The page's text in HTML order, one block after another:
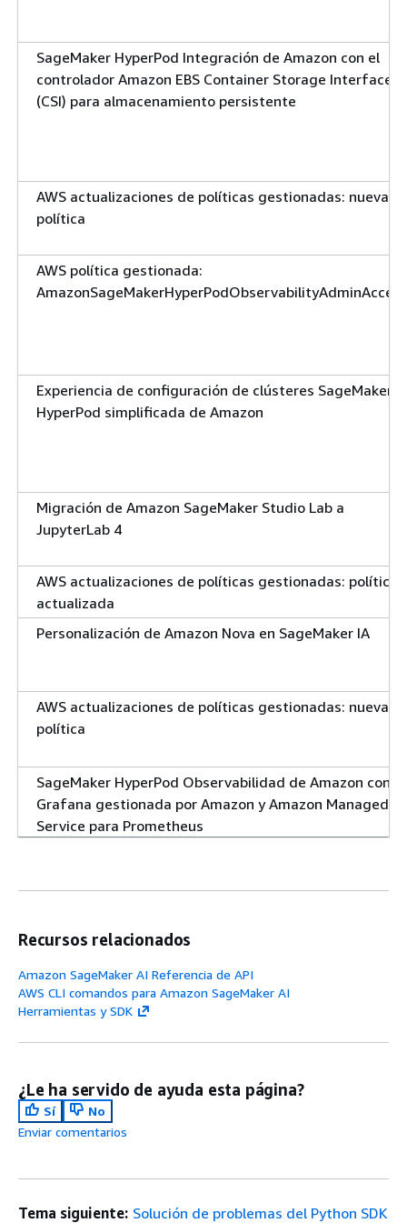
SageMaker HyperPod Integración de Amazon con el
controlador Amazon EBS Container Storage Interface
(CSI) para almacenamiento persistente
AWS actualizaciones de políticas gestionadas: nueva
política
AWS política gestionada:
AmazonSageMakerHyperPodObservabilityAdminAccess
Experiencia de configuración de clústeres SageMaker
HyperPod simplificada de Amazon
Migración de Amazon SageMaker Studio Lab a
JupyterLab 4
AWS actualizaciones de políticas gestionadas: política
actualizada
Personalización de Amazon Nova en SageMaker IA
AWS actualizaciones de políticas gestionadas: nueva
política
SageMaker HyperPod Observabilidad de Amazon con
Grafana gestionada por Amazon y Amazon Managed
Service para Prometheus
SageMaker HyperPod Integración de Amazon con
Amazon EventBridge para la entrega de eventos de
cambio de estado
Informes de uso en SageMaker HyperPod EKS-
Mejoras en la taxonomía de la documentación en el
Recursos relacionados
Amazon SageMaker AI Referencia de API
AWS CLI comandos para Amazon SageMaker AI
Herramientas y SDK
¿Le ha servido de ayuda esta página?
Sí
No
Enviar comentarios
Tema siguiente: Solución de problemas del Python SDK